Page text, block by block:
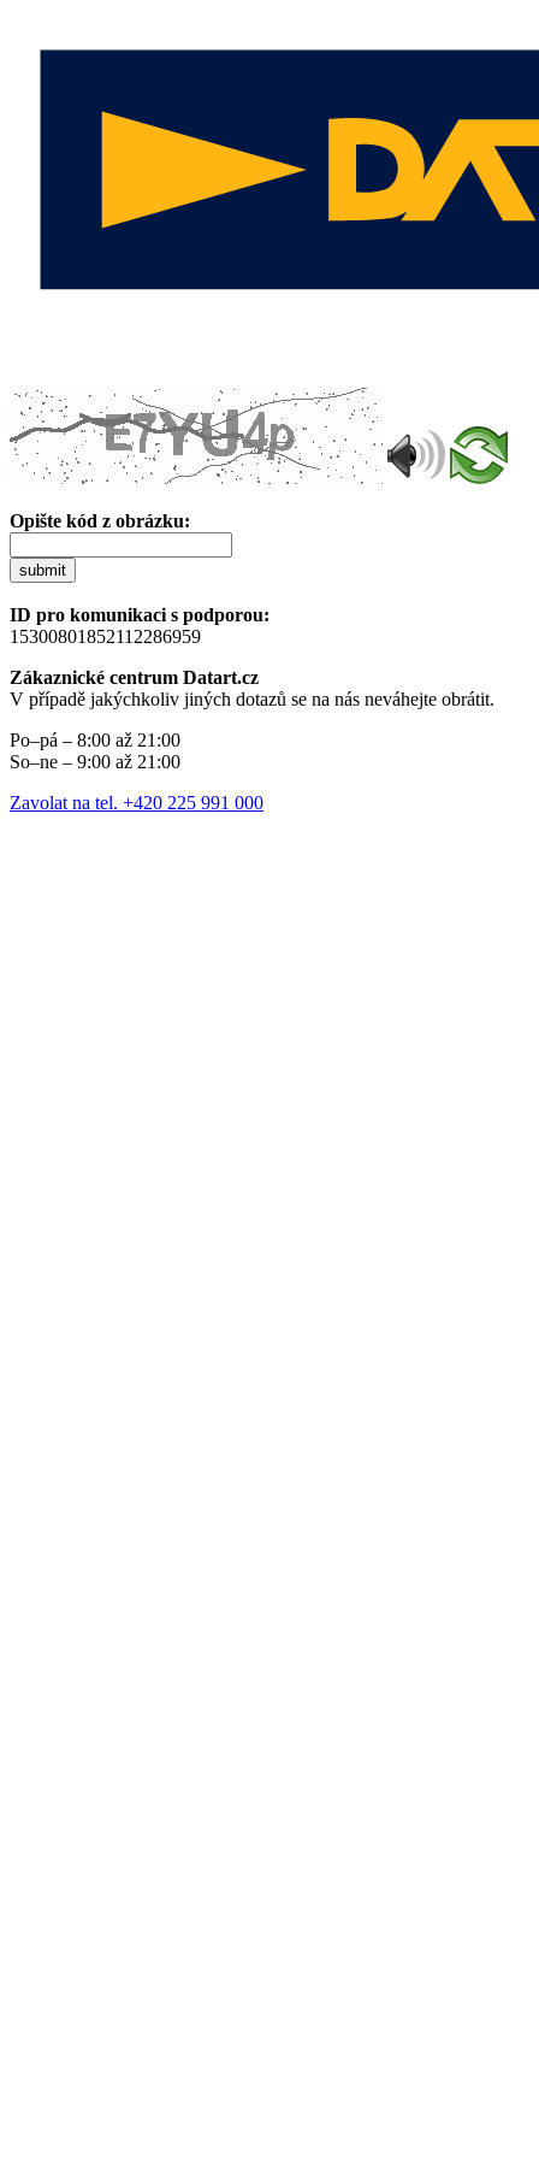
Opište kód z obrázku:
submit
ID pro komunikaci s podporou:
15300801852112286959
Zákaznické centrum Datart.cz
V případě jakýchkoliv jiných dotazů se na nás neváhejte obrátit.
Po–pá – 8:00 až 21:00
So–ne – 9:00 až 21:00
Zavolat na tel. +420 225 991 000